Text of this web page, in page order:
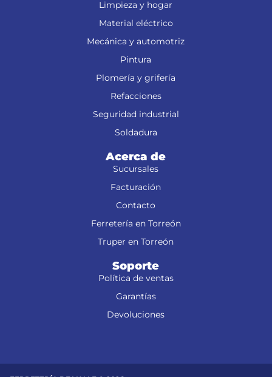
Limpieza y hogar
Material eléctrico
Mecánica y automotriz
Pintura
Plomería y grifería
Refacciones
Seguridad industrial
Soldadura
Acerca de
Sucursales
Facturación
Contacto
Ferretería en Torreón
Truper en Torreón
Soporte
Política de ventas
Garantías
Devoluciones